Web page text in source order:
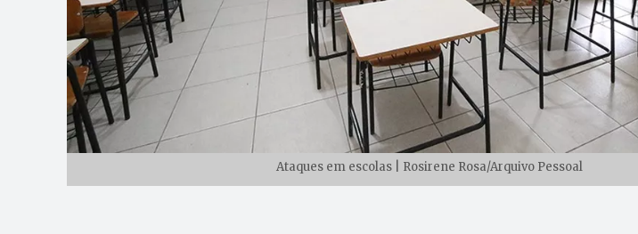
Ataques em escolas | Rosirene Rosa/Arquivo Pessoal